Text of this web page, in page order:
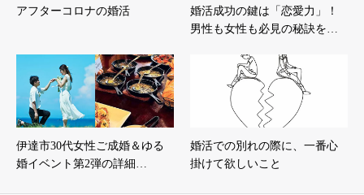
アフターコロナの婚活
婚活成功の鍵は「恋愛力」！
男性も女性も必見の秘訣を…
伊達市30代女性ご成婚＆ゆる
婚イベント第2弾の詳細…
婚活での別れの際に、一番心
掛けて欲しいこと